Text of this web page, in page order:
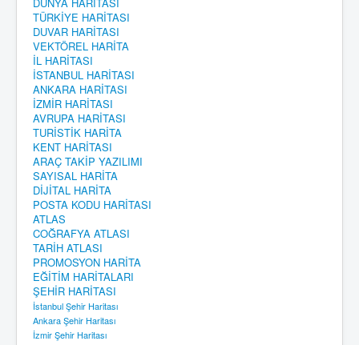
TÜRKİYE HARİTASI
DUVAR HARİTASI
VEKTÖREL HARİTA
İL HARİTASI
İSTANBUL HARİTASI
ANKARA HARİTASI
İZMİR HARİTASI
AVRUPA HARİTASI
TURİSTİK HARİTA
KENT HARİTASI
ARAÇ TAKİP YAZILIMI
SAYISAL HARİTA
DİJİTAL HARİTA
POSTA KODU HARİTASI
ATLAS
COĞRAFYA ATLASI
TARİH ATLASI
PROMOSYON HARİTA
EĞİTİM HARİTALARI
ŞEHİR HARİTASI
İstanbul Şehir Haritası
Ankara Şehir Haritası
İzmir Şehir Haritası